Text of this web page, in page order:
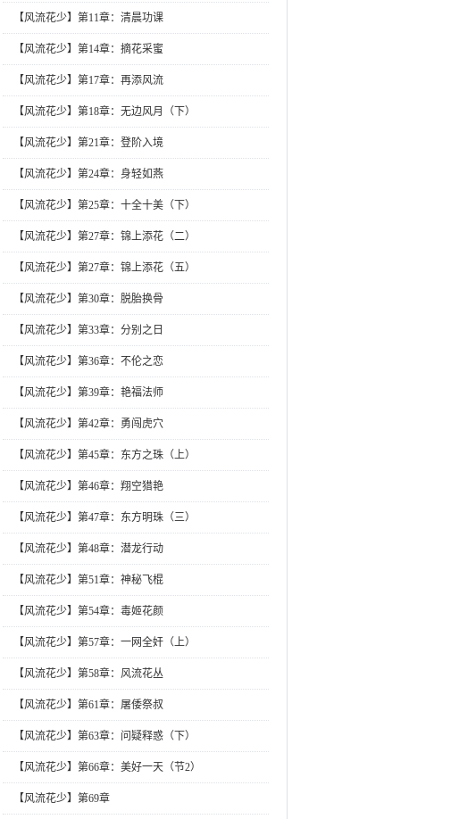
【风流花少】第11章：清晨功课
【风流花少】第14章：摘花采蜜
【风流花少】第17章：再添风流
【风流花少】第18章：无边风月（下）
【风流花少】第21章：登阶入境
【风流花少】第24章：身轻如燕
【风流花少】第25章：十全十美（下）
【风流花少】第27章：锦上添花（二）
【风流花少】第27章：锦上添花（五）
【风流花少】第30章：脱胎换骨
【风流花少】第33章：分别之日
【风流花少】第36章：不伦之恋
【风流花少】第39章：艳福法师
【风流花少】第42章：勇闯虎穴
【风流花少】第45章：东方之珠（上）
【风流花少】第46章：翔空猎艳
【风流花少】第47章：东方明珠（三）
【风流花少】第48章：潜龙行动
【风流花少】第51章：神秘飞棍
【风流花少】第54章：毒姬花颜
【风流花少】第57章：一网全奸（上）
【风流花少】第58章：风流花丛
【风流花少】第61章：屠倭祭叔
【风流花少】第63章：问疑释惑（下）
【风流花少】第66章：美好一天（节2）
【风流花少】第69章